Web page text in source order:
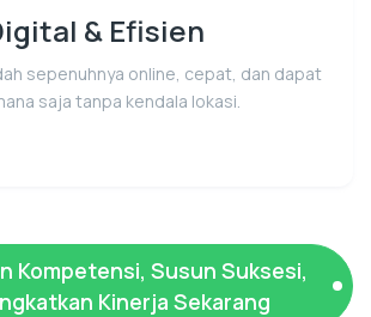
& Efisien
sepenuhnya online, cepat, dan dapat
saja tanpa kendala lokasi.
Kompetensi, Susun Suksesi,
Kinerja Sekarang